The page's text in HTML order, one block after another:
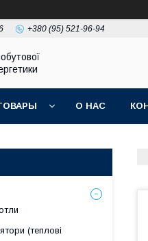
+380 (95) 521-96-94
О НАС
(теплові